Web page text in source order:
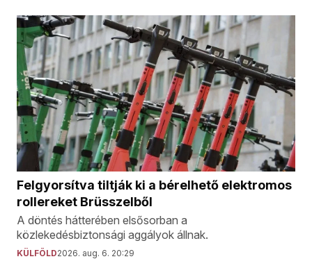
Felgyorsítva tiltják ki a bérelhető elektromos
rollereket Brüsszelből
A döntés hátterében elsősorban a
közlekedésbiztonsági aggályok állnak.
KÜLFÖLD2026. aug. 6. 20:29